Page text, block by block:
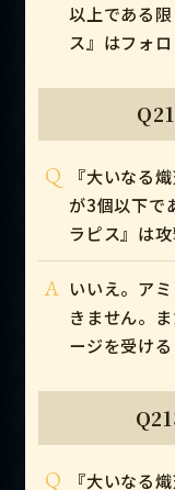
以上である
ス』はフォロ
Q
『大いなる
が3個以下で
ラピス』は
A いいえ。ア
きません。
ージを受け
Q
『大いなる